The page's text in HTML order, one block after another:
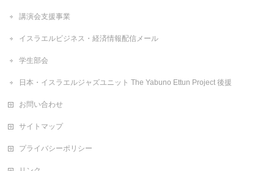
講演会支援事業
イスラエルビジネス・経済情報配信メール
学生部会
日本・イスラエルジャズユニット The Yabuno Ettun Project 後援
お問い合わせ
サイトマップ
プライバシーポリシー